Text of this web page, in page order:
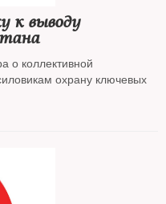
к выводу
о коллективной
охрану ключевых